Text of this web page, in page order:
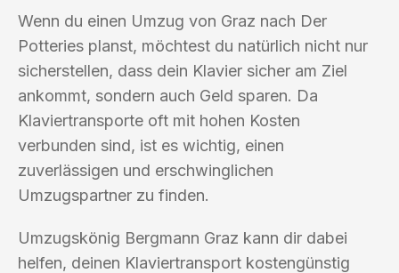
Wenn du einen Umzug von Graz nach Der
Potteries planst, möchtest du natürlich nicht nur
sicherstellen, dass dein Klavier sicher am Ziel
ankommt, sondern auch Geld sparen. Da
Klaviertransporte oft mit hohen Kosten
verbunden sind, ist es wichtig, einen
zuverlässigen und erschwinglichen
Umzugspartner zu finden.
Umzugskönig Bergmann Graz kann dir dabei
helfen, deinen Klaviertransport kostengünstig